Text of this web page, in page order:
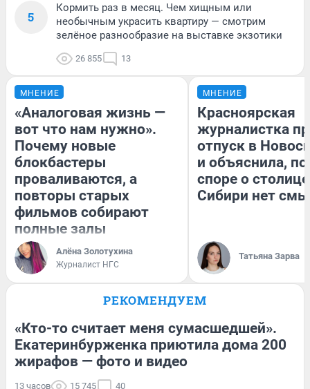
5
Кормить раз в месяц. Чем хищным или
необычным украсить квартиру — смотрим
зелёное разнообразие на выставке экзотики
26 855 13
МНЕНИЕ
«Аналоговая жизнь —
вот что нам нужно».
Почему новые
блокбастеры
проваливаются, а
повторы старых
фильмов собирают
полные залы
Алёна Золотухина
Журналист НГС
МНЕНИЕ
Красноярская
журналистка
отпуск в
и объяснила,
споре о столице
Сибири нет
Татьяна Зарва
РЕКОМЕНДУЕМ
«Кто-то считает меня сумасшедшей».
Екатеринбурженка приютила дома 200
жирафов — фото и видео
13 часов 15 745 40